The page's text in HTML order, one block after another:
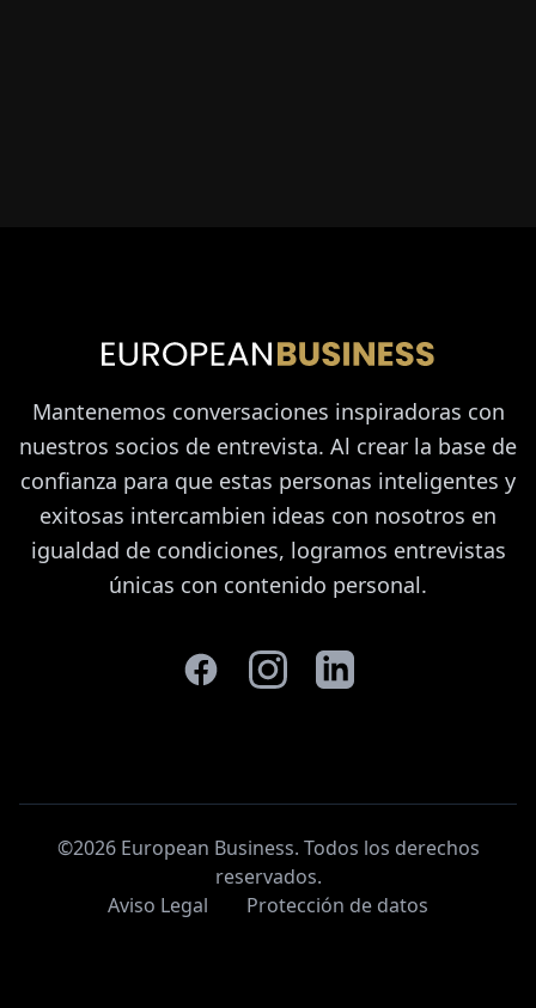
Mantenemos conversaciones inspiradoras con
nuestros socios de entrevista. Al crear la base de
confianza para que estas personas inteligentes y
exitosas intercambien ideas con nosotros en
igualdad de condiciones, logramos entrevistas
únicas con contenido personal.
©2026 European Business. Todos los derechos
reservados.
Aviso Legal
Protección de datos